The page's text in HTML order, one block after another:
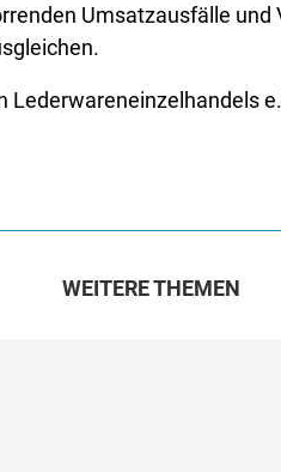
Umsatzausfälle und
WEITERE THEMEN